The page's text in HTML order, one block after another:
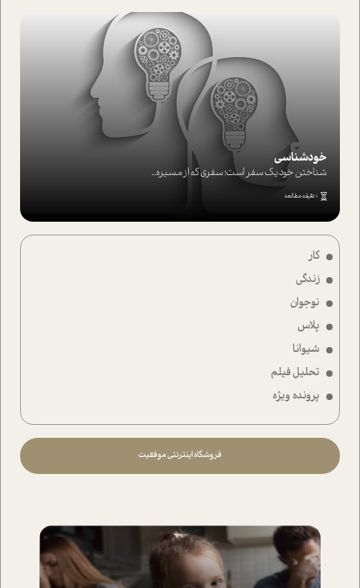
کار
زندگی
نوجوان
پلاس
شیوانا
تحلیل فیلم
پرونده ویژه
فروشگاه اینترنتی موفقیت
خودشناسی
شناختن خود یک سفر است؛ سفری که از مسیره...
1 دقیقه مطالعه